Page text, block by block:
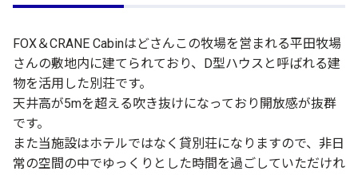
FOX＆CRANE Cabinはどさんこの牧場を営まれる平田牧場
さんの敷地内に建てられており、D型ハウスと呼ばれる建
物を活用した別荘です。
天井高が5mを超える吹き抜けになっており開放感が抜群
です。
また当施設はホテルではなく貸別荘になりますので、非日
常の空間の中でゆっくりとした時間を過ごしていただけれ